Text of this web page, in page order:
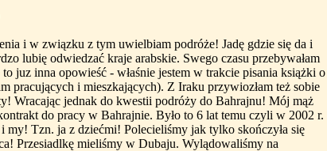
i w związku z tym uwielbiam podróże! Jadę gdzie się da i
lubię odwiedzać kraje arabskie. Swego czasu przebywałam
juz inna opowieść - właśnie jestem w trakcie pisania książki o
pracujących i mieszkających). Z Iraku przywiozłam też sobie
Wracając jednak do kwestii podróży do Bahrajnu! Mój mąż
do pracy w Bahrajnie. Było to 6 lat temu czyli w 2002 r.
my! Tzn. ja z dziećmi! Polecieliśmy jak tylko skończyła się
Przesiadlkę mieliśmy w Dubaju. Wylądowaliśmy na